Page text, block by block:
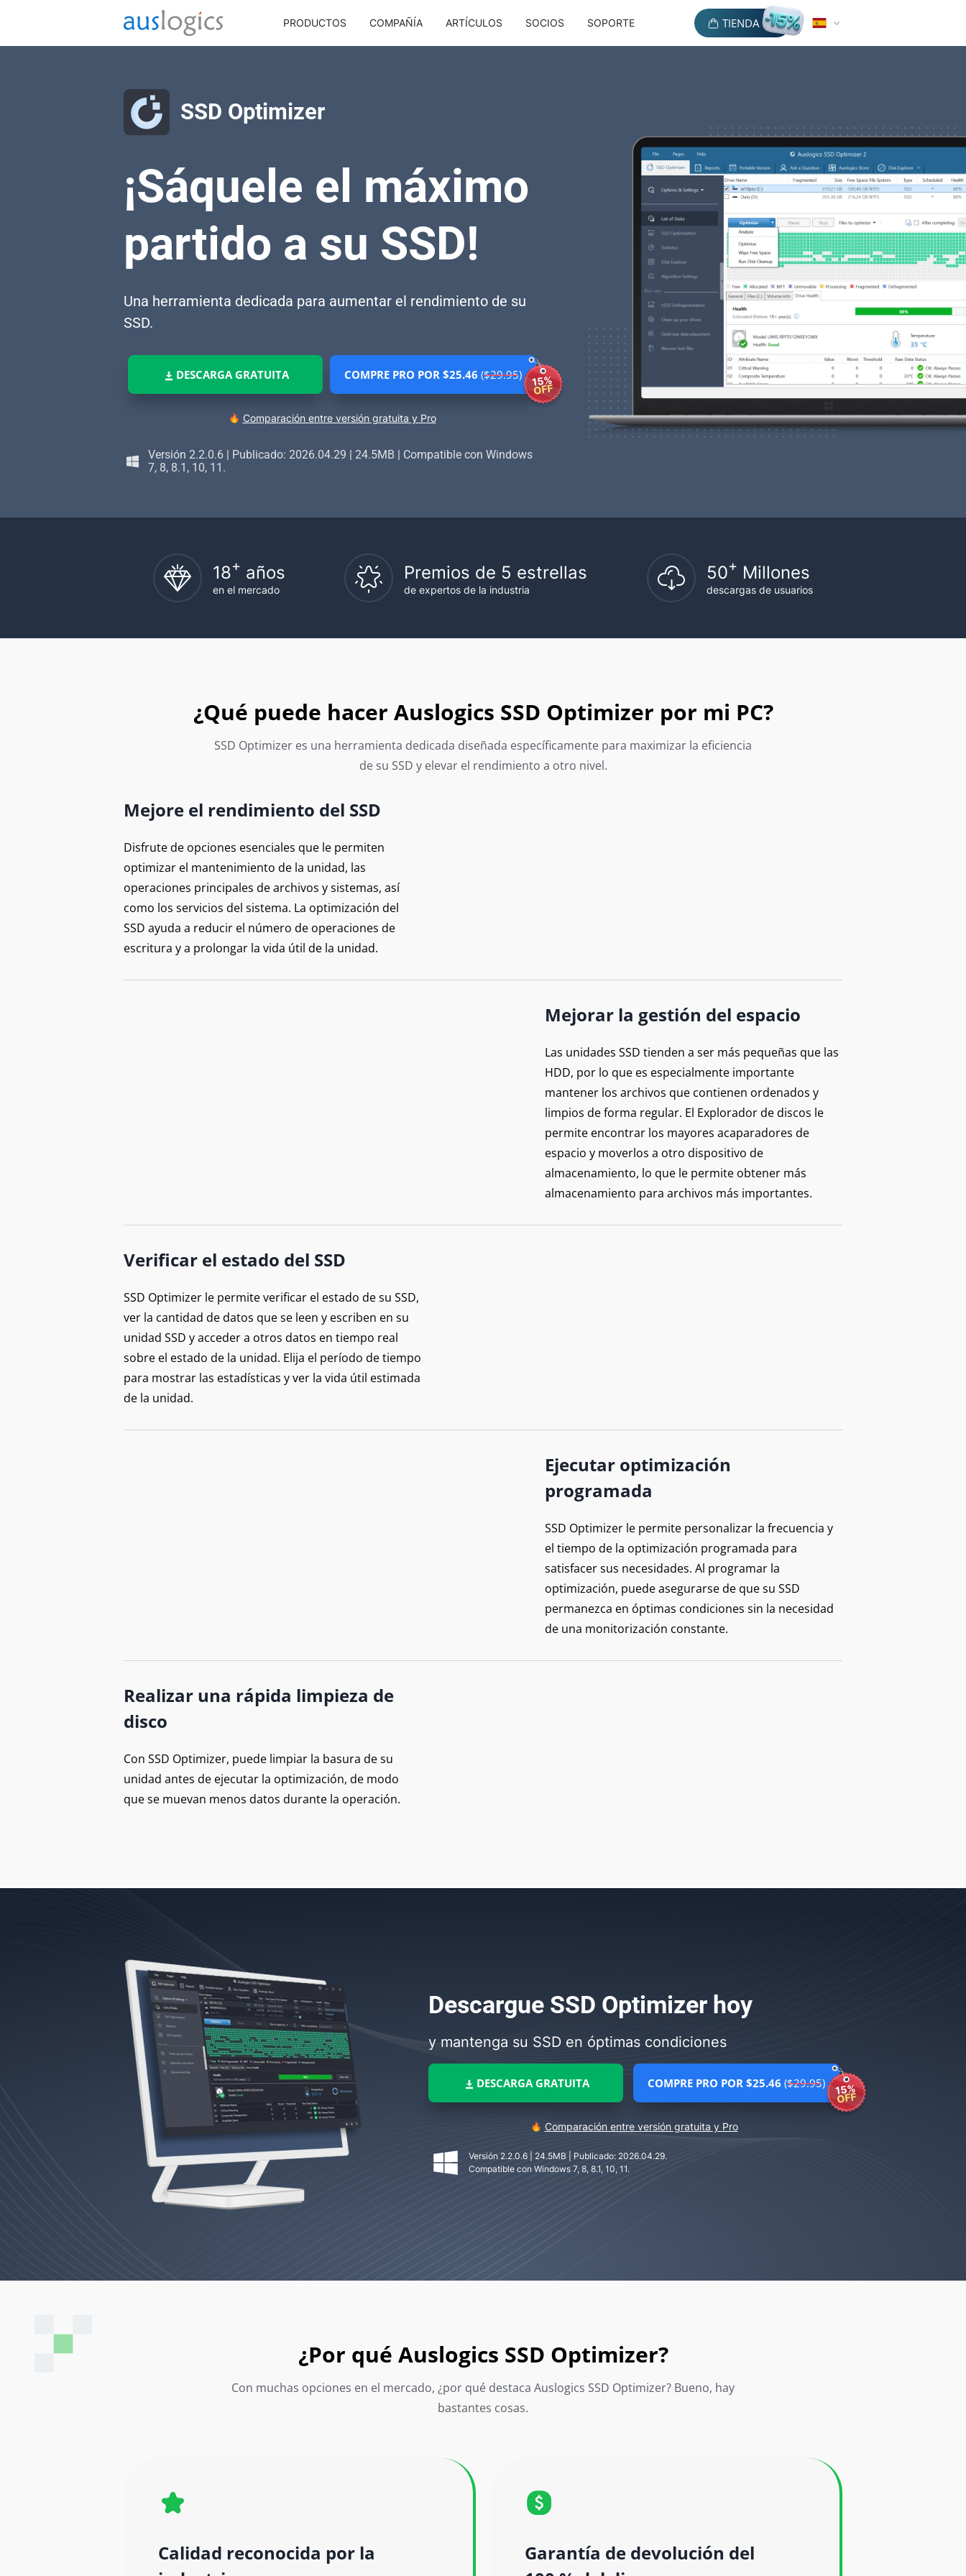
PRODUCTOS COMPAÑÍA ARTÍCULOS SOCIOS SOPORTE TIENDA
SSD Optimizer
¡Sáquele el máximo
partido a su SSD!
Una herramienta dedicada para aumentar el rendimiento de su
SSD.
DESCARGA GRATUITA COMPRE PRO POR $25.46 ($29.95) 15%
OFF
Comparación entre versión gratuita y Pro
Versión 2.2.0.6 | Publicado: 2026.04.29 | 24.5MB | Compatible con Windows
7, 8, 8.1, 10, 11.
18+ años
en el mercado
Premios de 5 estrellas
de expertos de la industria
50+ Millones
descargas de usuarios
¿Qué puede hacer Auslogics SSD Optimizer por mi PC?
SSD Optimizer es una herramienta dedicada diseñada específicamente para maximizar la eficiencia
de su SSD y elevar el rendimiento a otro nivel.
Mejore el rendimiento del SSD
Disfrute de opciones esenciales que le permiten
optimizar el mantenimiento de la unidad, las
operaciones principales de archivos y sistemas, así
como los servicios del sistema. La optimización del
SSD ayuda a reducir el número de operaciones de
escritura y a prolongar la vida útil de la unidad.
Mejorar la gestión del espacio
Las unidades SSD tienden a ser más pequeñas que las
HDD, por lo que es especialmente importante
mantener los archivos que contienen ordenados y
limpios de forma regular. El Explorador de discos le
permite encontrar los mayores acaparadores de
espacio y moverlos a otro dispositivo de
almacenamiento, lo que le permite obtener más
almacenamiento para archivos más importantes.
Verificar el estado del SSD
SSD Optimizer le permite verificar el estado de su SSD,
ver la cantidad de datos que se leen y escriben en su
unidad SSD y acceder a otros datos en tiempo real
sobre el estado de la unidad. Elija el período de tiempo
para mostrar las estadísticas y ver la vida útil estimada
de la unidad.
Ejecutar optimización
programada
SSD Optimizer le permite personalizar la frecuencia y
el tiempo de la optimización programada para
satisfacer sus necesidades. Al programar la
optimización, puede asegurarse de que su SSD
permanezca en óptimas condiciones sin la necesidad
de una monitorización constante.
Realizar una rápida limpieza de
disco
Con SSD Optimizer, puede limpiar la basura de su
unidad antes de ejecutar la optimización, de modo
que se muevan menos datos durante la operación.
Descargue SSD Optimizer hoy
y mantenga su SSD en óptimas condiciones
DESCARGA GRATUITA COMPRE PRO POR $25.46 ($29.95) 15%
OFF
Comparación entre versión gratuita y Pro
Versión 2.2.0.6 | 24.5MB | Publicado: 2026.04.29.
Compatible con Windows 7, 8, 8.1, 10, 11.
¿Por qué Auslogics SSD Optimizer?
Con muchas opciones en el mercado, ¿por qué destaca Auslogics SSD Optimizer? Bueno, hay
bastantes cosas.
Calidad reconocida por la
Garantía de devolución del